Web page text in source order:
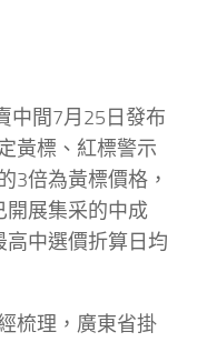
中間7月25日發布
黃標、紅標警示
3倍為黃標價格，
開展集采的中成
中選價折算日均
梳理，廣東省掛